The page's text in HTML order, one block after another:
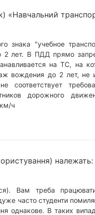
«Навчальний
знака "учебное
2 лет. В ПДД прямо
на ТС, на
вождения до 2 лет, не
соответствует
дорожного
ч
належать:
Вам треба
часто студенти
однакове. В таких